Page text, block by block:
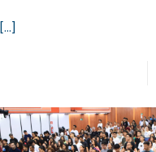
[…]